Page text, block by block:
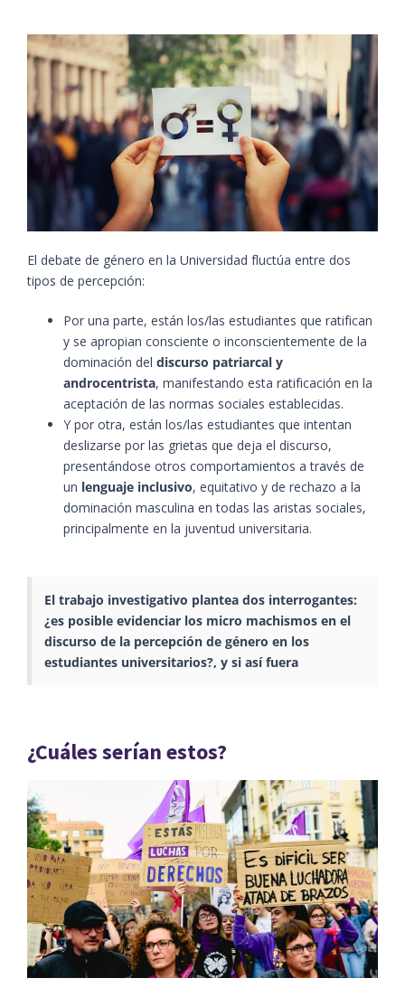
El debate de género en la Universidad fluctúa entre dos
tipos de percepción:
Por una parte, están los/las estudiantes que ratifican
y se apropian consciente o inconscientemente de la
dominación del discurso patriarcal y
androcentrista, manifestando esta ratificación en la
aceptación de las normas sociales establecidas.
Y por otra, están los/las estudiantes que intentan
deslizarse por las grietas que deja el discurso,
presentándose otros comportamientos a través de
un lenguaje inclusivo, equitativo y de rechazo a la
dominación masculina en todas las aristas sociales,
principalmente en la juventud universitaria.
El trabajo investigativo plantea dos interrogantes:
¿es posible evidenciar los micro machismos en el
discurso de la percepción de género en los
estudiantes universitarios?, y si así fuera
¿Cuáles serían estos?